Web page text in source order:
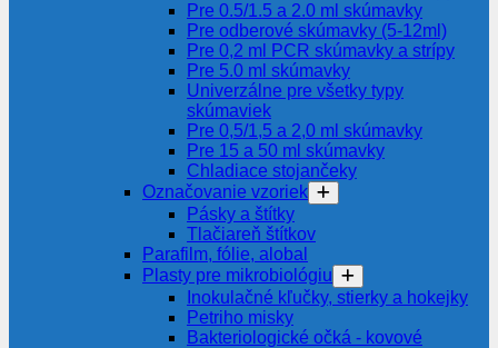
Pre 0.5/1.5 a 2.0 ml skúmavky
Pre odberové skúmavky (5-12ml)
Pre 0,2 ml PCR skúmavky a strípy
Pre 5.0 ml skúmavky
Univerzálne pre všetky typy
skúmaviek
Pre 0,5/1,5 a 2,0 ml skúmavky
Pre 15 a 50 ml skúmavky
Chladiace stojančeky
Označovanie vzoriek
Pásky a štítky
Tlačiareň štítkov
Parafilm, fólie, alobal
Plasty pre mikrobiológiu
Inokulačné kľučky, stierky a hokejky
Petriho misky
Bakteriologické očká - kovové